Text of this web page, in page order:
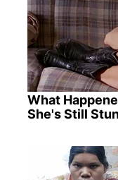
What
She's Still